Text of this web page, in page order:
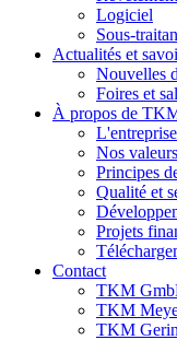
Logiciel
Sous-
Actualités et
Nouvelles
Foires et
À propos de
L'entreprise
Nos valeurs
Principes
Qualité et
Projets
Contact
TKM
TKM
TKM